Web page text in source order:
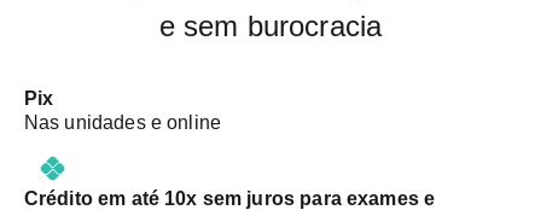
e sem burocracia
Pix
Nas unidades e online
Crédito em até 10x sem juros para exames e